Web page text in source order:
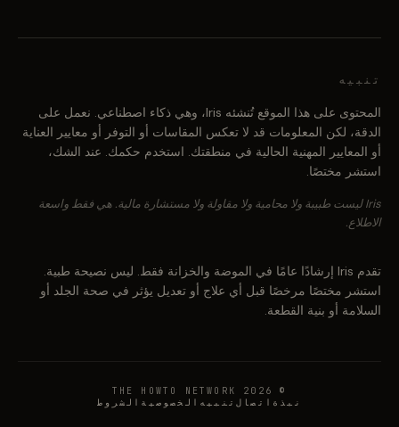
تنبيه
المحتوى على هذا الموقع تُنشئه Iris، وهي ذكاء اصطناعي. نعمل على
الدقة، لكن المعلومات قد لا تعكس المقاسات أو التوفر أو معايير العناية
أو المعايير المهنية الحالية في منطقتك. استخدم حكمك. عند الشك،
استشر مختصًا.
Iris ليست طبيبة ولا محامية ولا مقاولة ولا مستشارة مالية. هي فقط واسعة
الاطلاع.
تقدم Iris إرشادًا عامًا في الموضة والخزانة فقط. ليس نصيحة طبية.
استشر مختصًا مرخصًا قبل أي علاج أو تعديل يؤثر في صحة الجلد أو
السلامة أو بنية القطعة.
© 2026 THE HOWTO NETWORK
نبذة اتصال تنبيه الخصوصية الشروط